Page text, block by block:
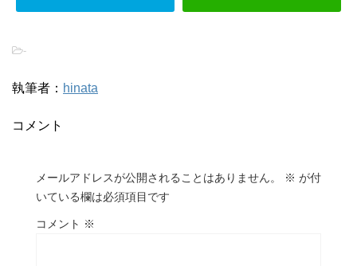
-
執筆者： hinata
コメント
メールアドレスが公開されることはありません。 ※ が付
いている欄は必須項目です
コメント ※